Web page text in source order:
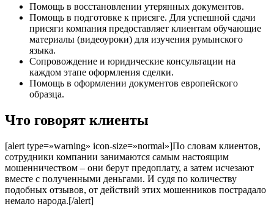
Помощь в восстановлении утерянных документов.
Помощь в подготовке к присяге. Для успешной сдачи
присяги компания предоставляет клиентам обучающие
материалы (видеоуроки) для изучения румынского
языка.
Сопровождение и юридические консультации на
каждом этапе оформления сделки.
Помощь в оформлении документов европейского
образца.
Что говорят клиенты
[alert type=»warning» icon-size=»normal»]По словам клиентов,
сотрудники компании занимаются самым настоящим
мошенничеством – они берут предоплату, а затем исчезают
вместе с полученными деньгами. И судя по количеству
подобных отзывов, от действий этих мошенников пострадало
немало народа.[/alert]